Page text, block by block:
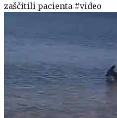
zaščitili pacienta #video